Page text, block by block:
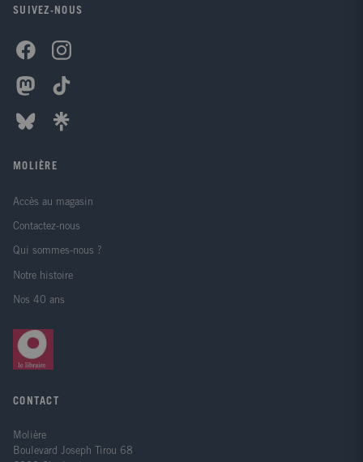
SUIVEZ-NOUS
MOLIÈRE
Accès au magasin
Contactez-nous
Qui sommes-nous ?
Notre histoire
Nos 40 ans
CONTACT
Molière
Boulevard Joseph Tirou 68